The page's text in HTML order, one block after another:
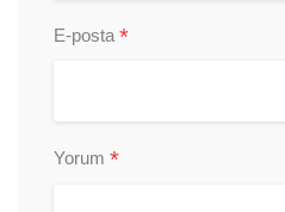
E-posta *
Yorum *